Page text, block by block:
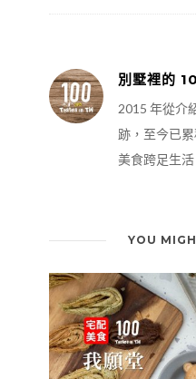
別墅裡的
2015 年從介
跡，至今已
美食跨足生
YOU